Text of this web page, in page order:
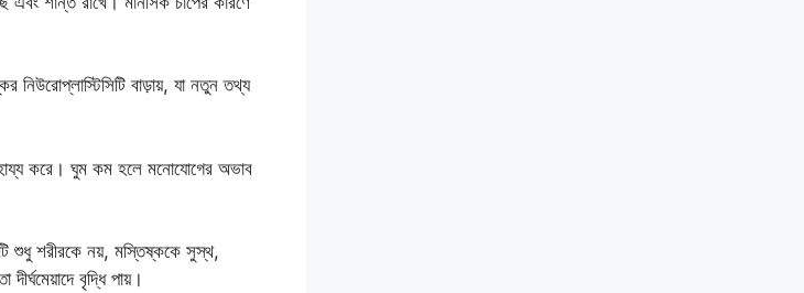
নিউরোপ্লাস্টিসিটি বাড়ায়, যা নতুন তথ্য
করে। ঘুম কম হলে মনোযোগের অভাব
শুধু শরীরকে নয়, মস্তিষ্ককে সুস্থ,
বৃদ্ধি পায়।